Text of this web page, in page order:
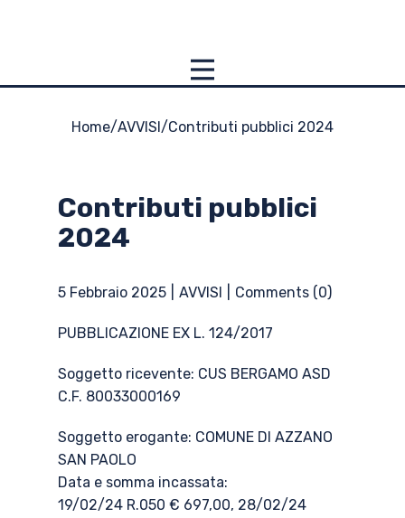
Home/AVVISI /Contributi pubblici 2024
Contributi pubblici
2024
5 Febbraio 2025 AVVISI Comments (0)
PUBBLICAZIONE EX L. 124/2017
Soggetto ricevente: CUS BERGAMO ASD
C.F. 80033000169
Soggetto erogante: COMUNE DI AZZANO
SAN PAOLO
Data e somma incassata:
19/02/24 R.050 € 697,00, 28/02/24